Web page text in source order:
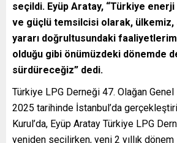
seçildi. Eyüp Aratay, “Türkiye
ve güçlü temsilcisi olarak,
yararı doğrultusundaki
olduğu gibi önümüzdeki dönemde
sürdüreceğiz” dedi.
Türkiye LPG Derneği 47. Olağan
2025 tarihinde İstanbul’da
Kurul’da, Eyüp Aratay Türkiye LPG
yeniden seçilirken, yeni 2 yıllık